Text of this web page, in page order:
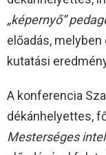
„képernyő”
előadás,
kutatási
A konferencia
dékánhelyettes,
Mesterséges